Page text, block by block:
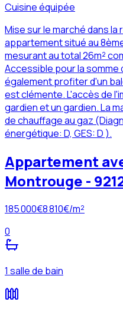
Cuisine équipée
Mise sur le marché dans
appartement situé au
mesurant au total 26m²
Accessible pour la somme
également profiter d'un
est clémente. L'accès de
gardien et un gardien. La
de chauffage au gaz
énergétique: D, GES: D ).
Appartement
Montrouge -
185 000€8 810€/m²
0
1 salle de bain